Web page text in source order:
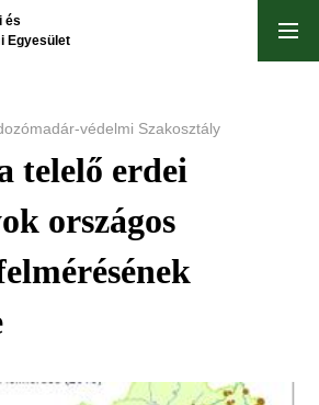
és
Egyesület
védelmi Szakosztály
telelő erdei
országos